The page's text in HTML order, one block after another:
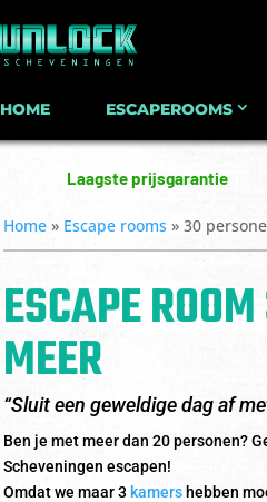
HOME ESCAPEROOMS
Laagste prijsgarantie
Home » Escape rooms » 30
ESCAPE
MEER
“Sluit een geweldige dag af
Ben je met meer dan 20 personen?
Scheveningen escapen!
Omdat we maar 3 kamers hebben